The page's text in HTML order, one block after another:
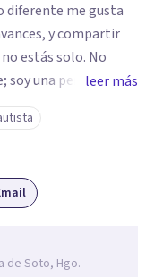
diferente me gusta
y compartir
estás solo. No
soy una persona que
tu salud, tu paz y
de lo
en la formación
las técnicas se
Y psicooncología,
leer más
de Soto, Hgo.